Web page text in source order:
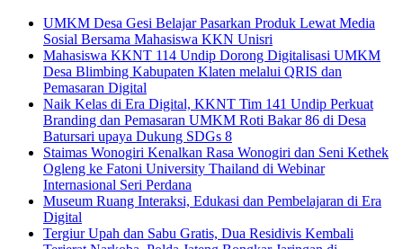
UMKM Desa Gesi Belajar Pasarkan Produk Lewat Media
Sosial Bersama Mahasiswa KKN Unisri
Mahasiswa KKNT 114 Undip Dorong Digitalisasi UMKM
Desa Blimbing Kabupaten Klaten melalui QRIS dan
Pemasaran Digital
Naik Kelas di Era Digital, KKNT Tim 141 Undip Perkuat
Branding dan Pemasaran UMKM Roti Bakar 86 di Desa
Batursari upaya Dukung SDGs 8
Staimas Wonogiri Kenalkan Rasa Wonogiri dan Seni Kethek
Ogleng ke Fatoni University Thailand di Webinar
Internasional Seri Perdana
Museum Ruang Interaksi, Edukasi dan Pembelajaran di Era
Digital
Tergiur Upah dan Sabu Gratis, Dua Residivis Kembali